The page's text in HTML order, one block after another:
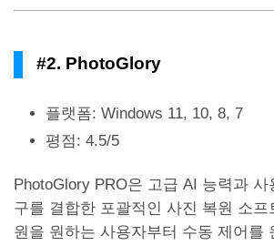
#2. PhotoGlory
플랫폼: Windows 11, 10, 8, 7
평점: 4.5/5
PhotoGlory PRO은 고급 AI 능력과
구를 결합한 포괄적인 사진 복원 소프
원을 원하는 사용자부터 수동 제어를